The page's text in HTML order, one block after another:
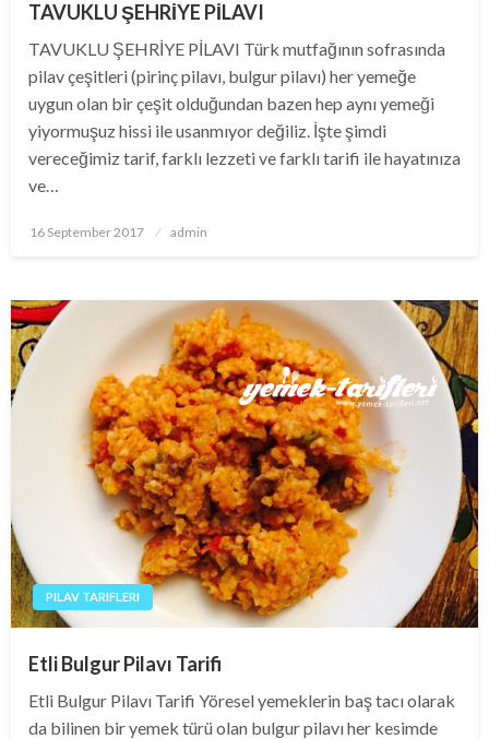
TAVUKLU ŞEHRİYE PİLAVI
TAVUKLU ŞEHRİYE PİLAVI Türk mutfağının sofrasında
pilav çeşitleri (pirinç pilavı, bulgur pilavı) her yemeğe
uygun olan bir çeşit olduğundan bazen hep aynı yemeği
yiyormuşuz hissi ile usanmıyor değiliz. İşte şimdi
vereceğimiz tarif, farklı lezzeti ve farklı tarifi ile hayatınıza
ve…
Posted
16 September 2017 admin
PILAV TARIFLERI
Etli Bulgur Pilavı Tarifi
Etli Bulgur Pilavı Tarifi Yöresel yemeklerin baş tacı olarak
da bilinen bir yemek türü olan bulgur pilavı her kesimde